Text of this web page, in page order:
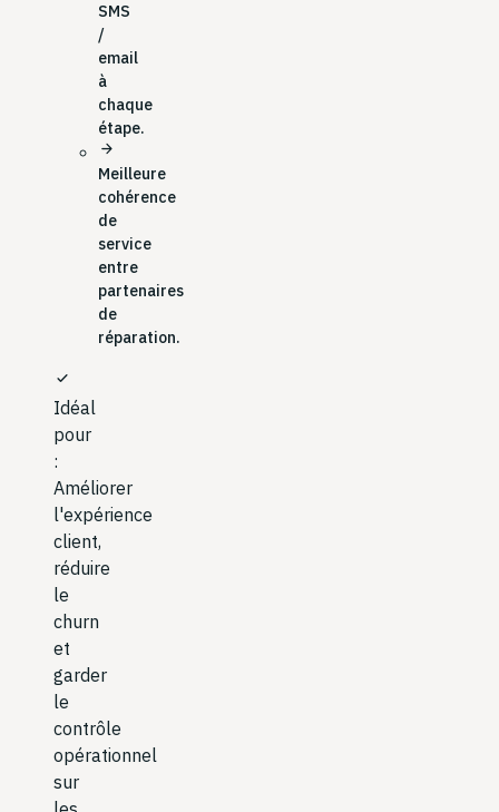
SMS
/
email
à
chaque
étape.
arrow_forward
Meilleure
cohérence
de
service
entre
partenaires
de
réparation.
check
Idéal
pour
:
Améliorer
l'expérience
client,
réduire
le
churn
et
garder
le
contrôle
opérationnel
sur